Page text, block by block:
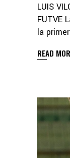
LUIS
FUTVE
la
READ